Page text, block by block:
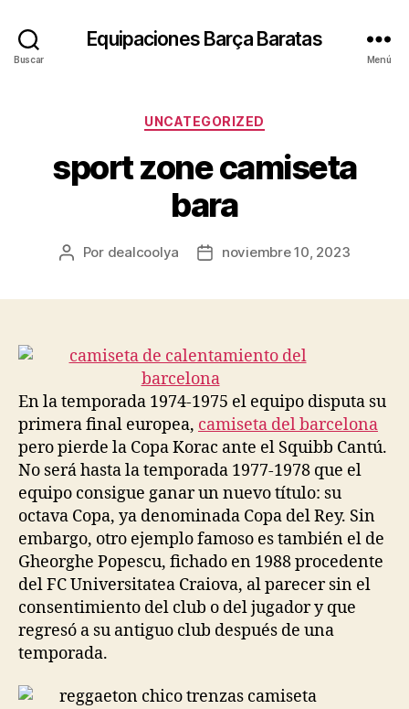
Buscar
Equipaciones Barça Baratas
Menú
Categorías
UNCATEGORIZED
sport zone camiseta
bara
Autor
Por dealcoolya
Fechanoviembre 10, 2023
En la temporada 1974-1975 el equipo disputa su
primera final europea, camiseta del barcelona
pero pierde la Copa Korac ante el Squibb Cantú.
No será hasta la temporada 1977-1978 que el
equipo consigue ganar un nuevo título: su
octava Copa, ya denominada Copa del Rey. Sin
embargo, otro ejemplo famoso es también el de
Gheorghe Popescu, fichado en 1988 procedente
del FC Universitatea Craiova, al parecer sin el
consentimiento del club o del jugador y que
regresó a su antiguo club después de una
temporada.